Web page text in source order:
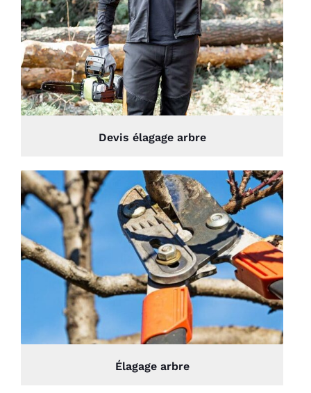
Devis élagage arbre
Élagage arbre